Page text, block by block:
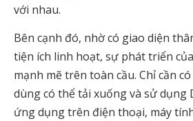
với nhau.
Bên cạnh đó, nhờ có giao diện
tiện ích linh hoạt, sự phát triển
mạnh mẽ trên toàn cầu. Chỉ cần
dùng có thể tải xuống và sử dụng
ứng dụng trên điện thoại, máy